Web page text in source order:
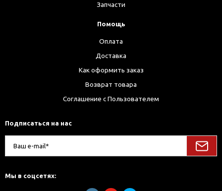
Запчасти
Помощь
Оплата
Доставка
Как оформить заказ
Возврат товара
Соглашение с Пользователем
Подписаться на нас
Мы в соцсетях: